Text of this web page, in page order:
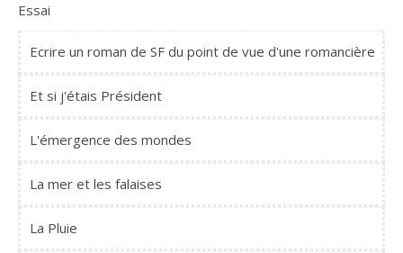
Essai
Ecrire un roman de SF du point de vue d'une romancière
Et si j'étais Président
L'émergence des mondes
La mer et les falaises
La Pluie